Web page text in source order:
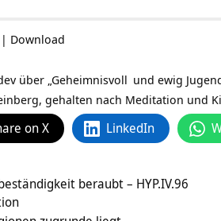
| Download
über „Geheimnisvoll und ewig
gehalten nach Meditation und
on X LinkedIn
beraubt – HYP.IV.96